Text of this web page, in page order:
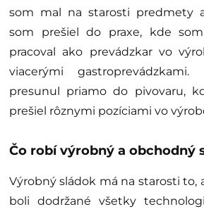
som mal na starosti predmety
som prešiel do praxe, kde
pracoval ako prevádzkar vo
viacerými
presunul priamo do pivovaru,
prešiel rôznymi pozíciami vo
Čo robí výrobný a obchodný
Výrobný sládok má na starosti to,
boli dodržané všetky